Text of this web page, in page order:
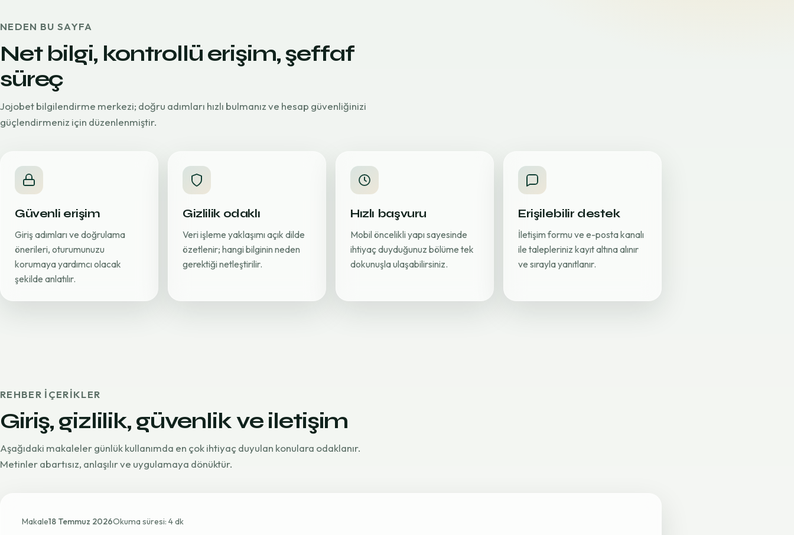
NEDEN BU SAYFA
Net bilgi, kontrollü erişim, şeffaf
süreç
Jojobet bilgilendirme merkezi; doğru adımları hızlı bulmanız ve hesap güvenliğinizi
güçlendirmeniz için düzenlenmiştir.
Güvenli erişim
Giriş adımları ve doğrulama
önerileri, oturumunuzu
korumaya yardımcı olacak
şekilde anlatılır.
Gizlilik odaklı
Veri işleme yaklaşımı açık dilde
özetlenir; hangi bilginin neden
gerektiği netleştirilir.
Hızlı başvuru
Mobil öncelikli yapı sayesinde
ihtiyaç duyduğunuz bölüme tek
dokunuşla ulaşabilirsiniz.
Erişilebilir destek
İletişim formu ve e-posta kanalı
ile talepleriniz kayıt altına alınır
ve sırayla yanıtlanır.
REHBER IÇERIKLER
Giriş, gizlilik, güvenlik ve iletişim
Aşağıdaki makaleler günlük kullanımda en çok ihtiyaç duyulan konulara odaklanır.
Metinler abartısız, anlaşılır ve uygulamaya dönüktür.
Makale18 Temmuz 2026Okuma süresi: 4 dk